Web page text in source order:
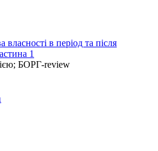
власності в період та після
1
БОРГ-review